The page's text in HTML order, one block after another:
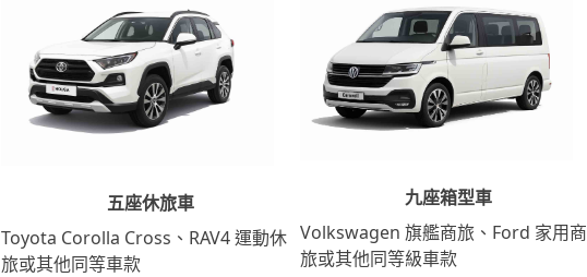
五座休旅車
Toyota Corolla Cross、RAV4 運動休
旅或其他同等車款
九座箱型車
Volkswagen 旗艦商旅、Ford 家用商
旅或其他同等級車款